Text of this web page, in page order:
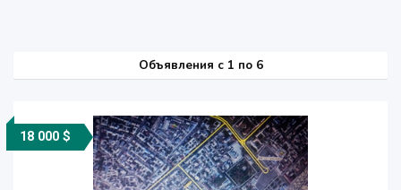
Объявления c 1 по 6
18 000 $